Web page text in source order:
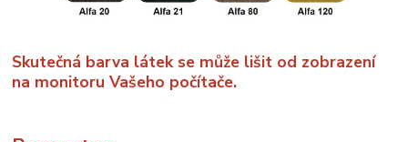
Skutečná barva látek se může lišit od zobrazení
na monitoru Vašeho počítače.